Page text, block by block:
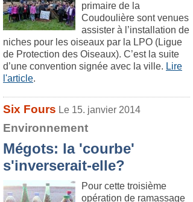
primaire de la
Coudoulière sont venues
assister à l’installation de
niches pour les oiseaux par la LPO (Ligue
de Protection des Oiseaux). C’est la suite
d’une convention signée avec la ville. Lire
l'article.
Six Fours Le 15. janvier 2014
Environnement
Mégots: la 'courbe'
s'inverserait-elle?
Pour cette troisième
opération de ramassage